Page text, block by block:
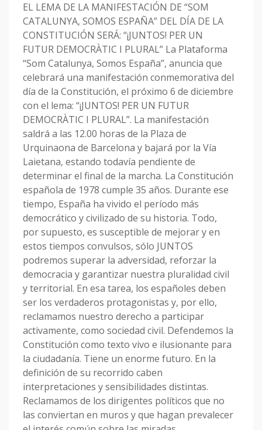
EL LEMA DE LA MANIFESTACIÓN DE “SOM
CATALUNYA, SOMOS ESPAÑA” DEL DÍA DE LA
CONSTITUCIÓN SERÁ: “¡JUNTOS! PER UN
FUTUR DEMOCRÀTIC I PLURAL” La Plataforma
“Som Catalunya, Somos España”, anuncia que
celebrará una manifestación conmemorativa del
día de la Constitución, el próximo 6 de diciembre
con el lema: “¡JUNTOS! PER UN FUTUR
DEMOCRÀTIC I PLURAL”. La manifestación
saldrá a las 12.00 horas de la Plaza de
Urquinaona de Barcelona y bajará por la Vía
Laietana, estando todavía pendiente de
determinar el final de la marcha. La Constitución
española de 1978 cumple 35 años. Durante ese
tiempo, España ha vivido el período más
democrático y civilizado de su historia. Todo,
por supuesto, es susceptible de mejorar y en
estos tiempos convulsos, sólo JUNTOS
podremos superar la adversidad, reforzar la
democracia y garantizar nuestra pluralidad civil
y territorial. En esa tarea, los españoles deben
ser los verdaderos protagonistas y, por ello,
reclamamos nuestro derecho a participar
activamente, como sociedad civil. Defendemos la
Constitución como texto vivo e ilusionante para
la ciudadanía. Tiene un enorme futuro. En la
definición de su recorrido caben
interpretaciones y sensibilidades distintas.
Reclamamos de los dirigentes políticos que no
las conviertan en muros y que hagan prevalecer